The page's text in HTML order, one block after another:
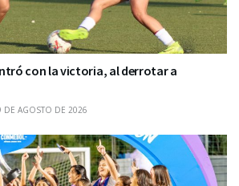
con la victoria, al derrotar a
DE AGOSTO DE 2026